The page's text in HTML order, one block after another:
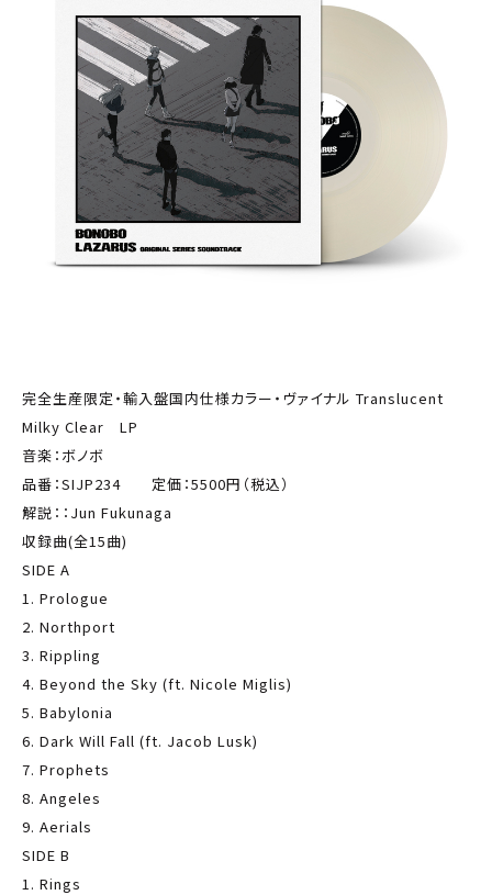
完全生産限定・輸入盤国内仕様カラー・ヴァイナル Translucent
Milky Clear LP
音楽：ボノボ
品番：SIJP234 定価：5500円（税込）
解説：：Jun Fukunaga
収録曲(全15曲)
SIDE A
1. Prologue
2. Northport
3. Rippling
4. Beyond the Sky (ft. Nicole Miglis)
5. Babylonia
6. Dark Will Fall (ft. Jacob Lusk)
7. Prophets
8. Angeles
9. Aerials
SIDE B
1. Rings